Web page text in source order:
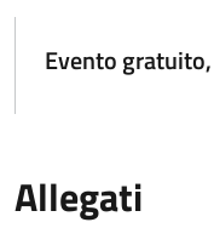
Evento
Allegati